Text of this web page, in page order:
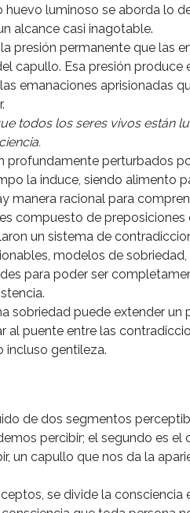
luminoso se aborda lo
alcance casi inagotable.
presión permanente que las
capullo. Esa presión produce
emanaciones aprisionadas
todos los seres vivos están
profundamente perturbados
la induce, siendo alimento
manera racional para
compuesto de preposiciones
un sistema de
modelos de
para poder ser
sobriedad puede extender un
al puente entre las
incluso gentileza.
de dos segmentos
percibir; el segundo es el
un capullo que nos da la
se divide la consciencia